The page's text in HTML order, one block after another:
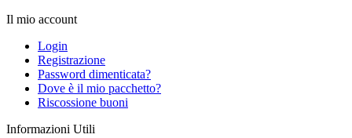
Il mio account
Login
Registrazione
Password dimenticata?
Dove è il mio pacchetto?
Riscossione buoni
Informazioni Utili